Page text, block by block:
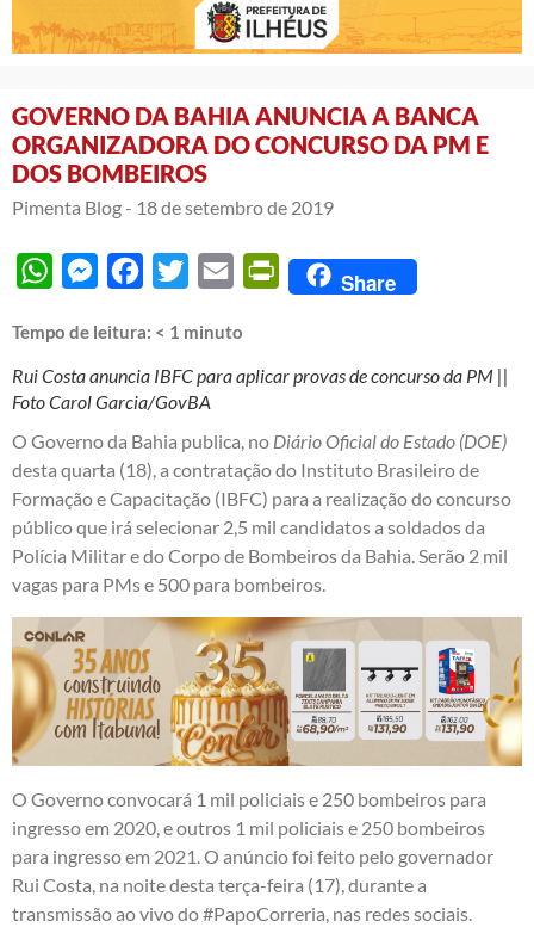
GOVERNO DA BAHIA ANUNCIA A BANCA
ORGANIZADORA DO CONCURSO DA PM E
DOS BOMBEIROS
Pimenta Blog - 18 de setembro de 2019
WhatsAppMessengerFacebook
Twitter Email PrintFriendly
Share
Tempo de leitura: < 1 minuto
Rui Costa anuncia IBFC para aplicar provas de concurso da PM ||
Foto Carol Garcia/GovBA
O Governo da Bahia publica, no Diário Oficial do Estado (DOE)
desta quarta (18), a contratação do Instituto Brasileiro de
Formação e Capacitação (IBFC) para a realização do concurso
público que irá selecionar 2,5 mil candidatos a soldados da
Polícia Militar e do Corpo de Bombeiros da Bahia. Serão 2 mil
vagas para PMs e 500 para bombeiros.
O Governo convocará 1 mil policiais e 250 bombeiros para
ingresso em 2020, e outros 1 mil policiais e 250 bombeiros
para ingresso em 2021. O anúncio foi feito pelo governador
Rui Costa, na noite desta terça-feira (17), durante a
transmissão ao vivo do #PapoCorreria, nas redes sociais.